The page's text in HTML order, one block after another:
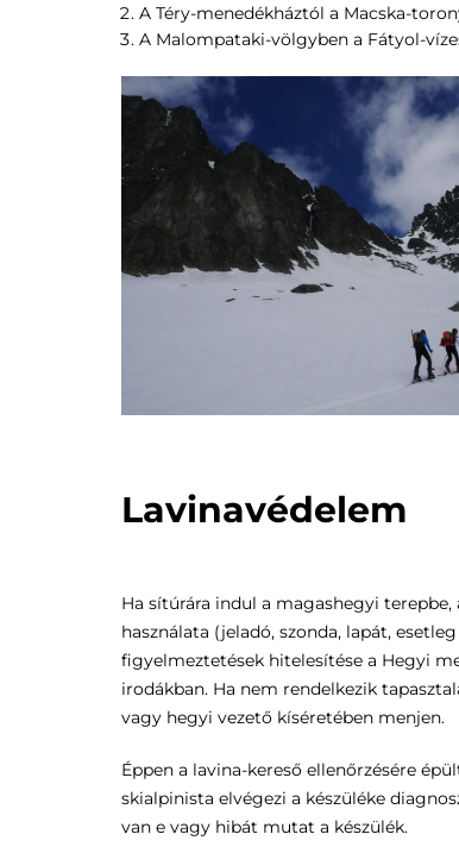
A Téry-menedékháztól a Macska-
A Malompataki-völgyben a Fátyol-
Lavinavédelem
Ha sítúrára indul a magashegyi
használata (jeladó, szonda, lapát,
figyelmeztetések hitelesítése a Hegyi
irodákban. Ha nem rendelkezik
vagy hegyi vezető kíséretében menjen.
Éppen a lavina-kereső ellenőrzésére
skialpinista elvégezi a készüléke
van e vagy hibát mutat a készülék.